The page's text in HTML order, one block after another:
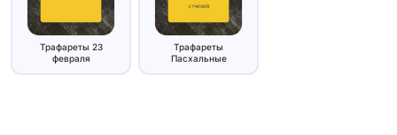
Трафареты 23
февраля
Трафареты
Пасхальные